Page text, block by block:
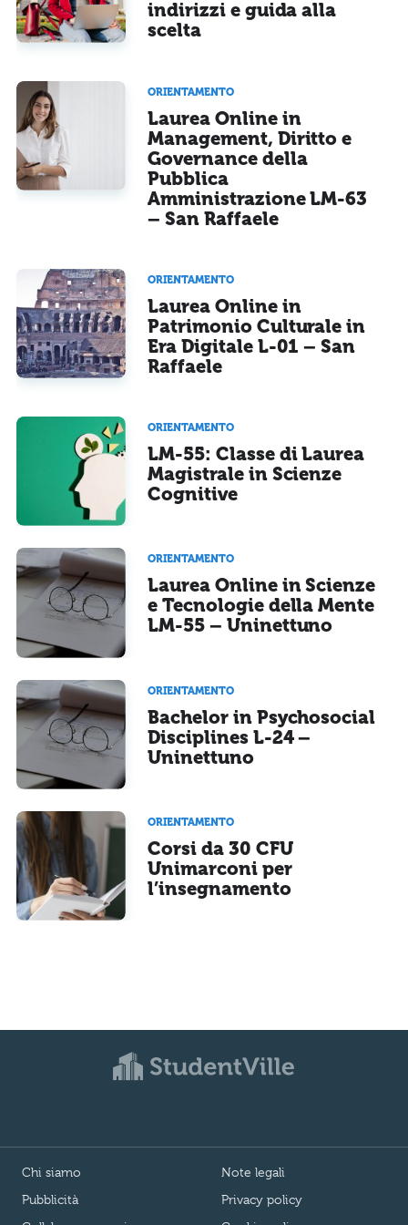
indirizzi e guida alla
scelta
ORIENTAMENTO
Laurea Online in
Management, Diritto e
Governance della
Pubblica
Amministrazione LM-63
– San Raffaele
ORIENTAMENTO
Laurea Online in
Patrimonio Culturale in
Era Digitale L-01 – San
Raffaele
ORIENTAMENTO
LM-55: Classe di Laurea
Magistrale in Scienze
Cognitive
ORIENTAMENTO
Laurea Online in Scienze
e Tecnologie della Mente
LM-55 – Uninettuno
ORIENTAMENTO
Bachelor in Psychosocial
Disciplines L-24 –
Uninettuno
ORIENTAMENTO
Corsi da 30 CFU
Unimarconi per
l’insegnamento
Chi siamo
Pubblicità
Note legali
Privacy policy